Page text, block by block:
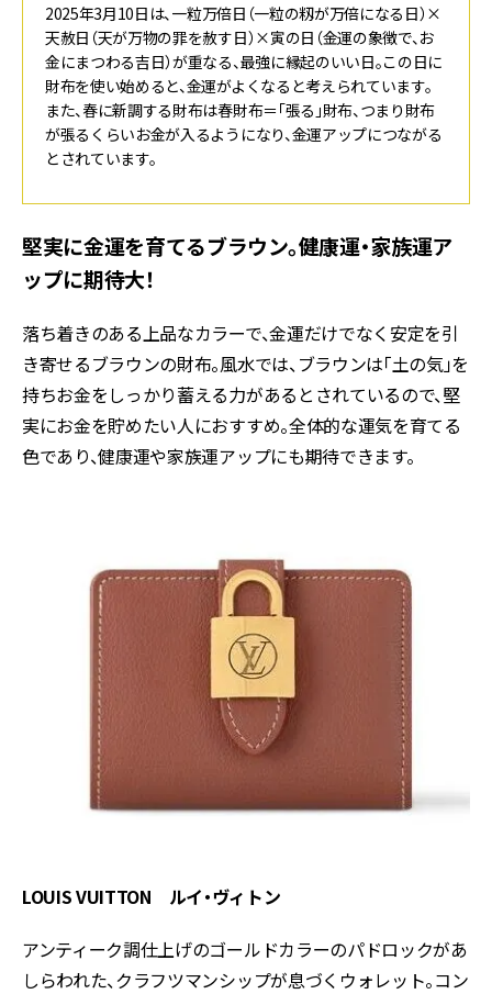
2025年3月10日は、一粒万倍日（一粒の籾が万倍になる日）×
天赦日（天が万物の罪を赦す日）×寅の日（金運の象徴で、お
金にまつわる吉日）が重なる、最強に縁起のいい日。この日に
財布を使い始めると、金運がよくなると考えられています。
また、春に新調する財布は春財布＝「張る」財布、つまり財布
が張るくらいお金が入るようになり、金運アップにつながる
とされています。
堅実に金運を育てるブラウン。健康運・家族運ア
ップに期待大！
落ち着きのある上品なカラーで、金運だけでなく安定を引
き寄せるブラウンの財布。風水では、ブラウンは「土の気」を
持ちお金をしっかり蓄える力があるとされているので、堅
実にお金を貯めたい人におすすめ。全体的な運気を育てる
色であり、健康運や家族運アップにも期待できます。
LOUIS VUITTON ルイ・ヴィトン
アンティーク調仕上げのゴールドカラーのパドロックがあ
しらわれた、クラフツマンシップが息づくウォレット。コン